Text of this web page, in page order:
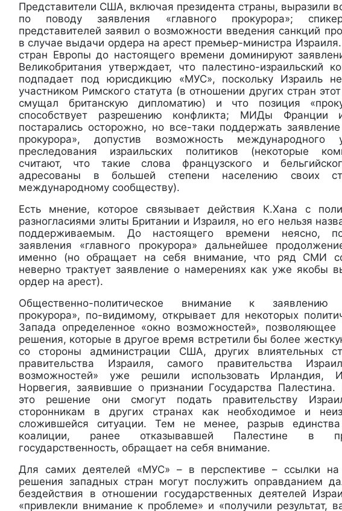
Представители США, включая президента страны, выразили
по поводу заявления «главного прокурора»;
представителей заявил о возможности введения санкций
в случае выдачи ордера на арест премьер-министра
стран Европы до настоящего времени доминируют
Великобритания утверждает, что палестино-израильский
подпадает под юрисдикцию «МУС», поскольку Израиль
участником Римского статута (в отношении других стран
смущал британскую дипломатию) и что позиция
способствует разрешению конфликта; МИДы Франции
постарались осторожно, но все-таки поддержать заявление
прокурора», допустив возможность международного
преследования израильских политиков (некоторые
считают, что такие слова французского и
адресованы в большей степени населению своих
международному сообществу).
Есть мнение, которое связывает действия К.Хана с
разногласиями элиты Британии и Израиля, но его нельзя
поддерживаемым. До настоящего времени неясно,
заявления «главного прокурора» дальнейшее
именно (но обращает на себя внимание, что ряд СМИ
неверно трактует заявление о намерениях как уже якобы
ордер на арест).
Общественно-политическое внимание к заявлению
прокурора», по-видимому, открывает для некоторых
Запада определенное «окно возможностей», позволяющее
решения, которые в другое время встретили бы более
со стороны администрации США, других влиятельных
правительства Израиля, самого правительства
возможностей» уже решили использовать Ирландия,
Норвегия, заявившие о признании Государства Палестина.
это решение они смогут подать правительству
сторонникам в других странах как необходимое и
сложившейся ситуации. Тем не менее, разрыв единства
коалиции, ранее отказывавшей Палестине в
государственность, обращает на себя внимание.
Для самих деятелей «МУС» – в перспективе – ссылки на
решения западных стран могут послужить оправданием
бездействия в отношении государственных деятелей
«привлекли внимание к проблеме» и «получили результат,